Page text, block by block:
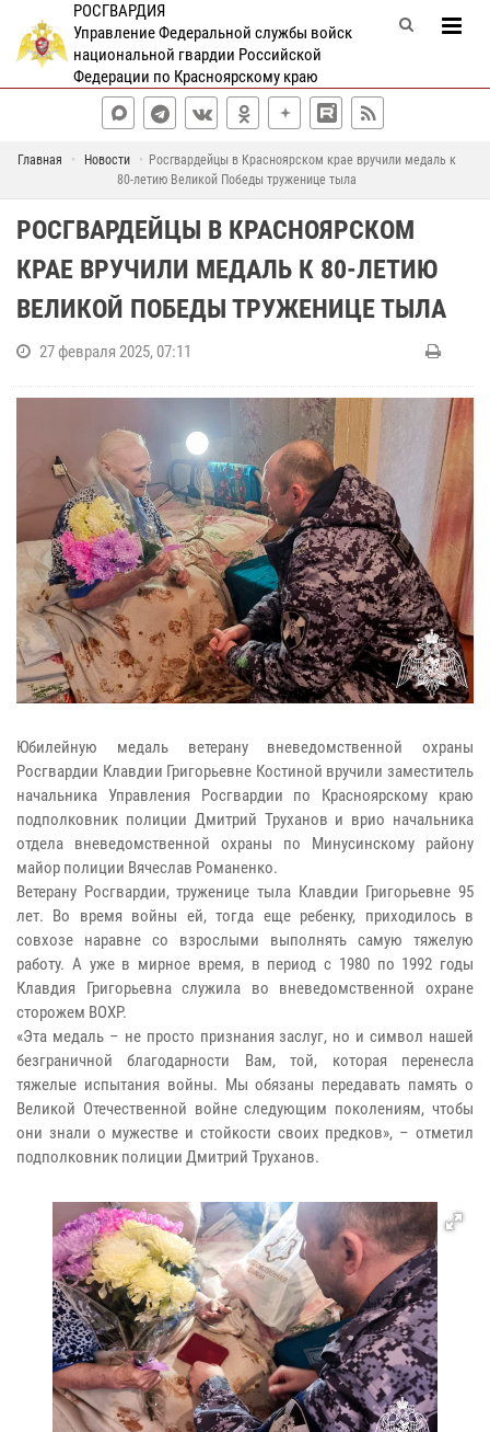
РОСГВАРДИЯ
Управление Федеральной службы войск
национальной гвардии Российской
Федерации по Красноярскому краю
Главная Новости
Росгвардейцы в Красноярском крае вручили медаль к
80-летию Великой Победы труженице тыла
РОСГВАРДЕЙЦЫ В КРАСНОЯРСКОМ
КРАЕ ВРУЧИЛИ МЕДАЛЬ К 80-ЛЕТИЮ
ВЕЛИКОЙ ПОБЕДЫ ТРУЖЕНИЦЕ ТЫЛА
27 февраля 2025, 07:11
Юбилейную медаль ветерану вневедомственной охраны
Росгвардии Клавдии Григорьевне Костиной вручили заместитель
начальника Управления Росгвардии по Красноярскому краю
подполковник полиции Дмитрий Труханов и врио начальника
отдела вневедомственной охраны по Минусинскому району
майор полиции Вячеслав Романенко.
Ветерану Росгвардии, труженице тыла Клавдии Григорьевне 95
лет. Во время войны ей, тогда еще ребенку, приходилось в
совхозе наравне со взрослыми выполнять самую тяжелую
работу. А уже в мирное время, в период с 1980 по 1992 годы
Клавдия Григорьевна служила во вневедомственной охране
сторожем ВОХР.
«Эта медаль – не просто признания заслуг, но и символ нашей
безграничной благодарности Вам, той, которая перенесла
тяжелые испытания войны. Мы обязаны передавать память о
Великой Отечественной войне следующим поколениям, чтобы
они знали о мужестве и стойкости своих предков», – отметил
подполковник полиции Дмитрий Труханов.